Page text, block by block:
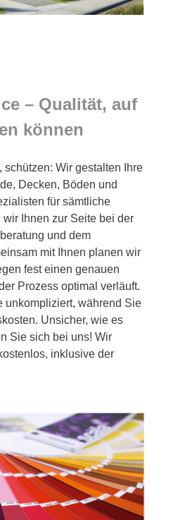
– Qualität, auf
können
schützen: Wir gestalten Ihre
Decken, Böden und
für sämtliche
wir Ihnen zur Seite bei der
und dem
mit Ihnen planen wir
fest einen genauen
Prozess optimal verläuft.
unkompliziert, während Sie
Unsicher, wie es
Sie sich bei uns! Wir
inklusive der